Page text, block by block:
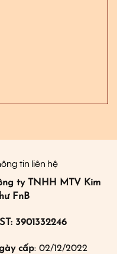
tin liên hệ
ty TNHH MTV Kim
FnB
3901332246
cấp: 02/12/2022